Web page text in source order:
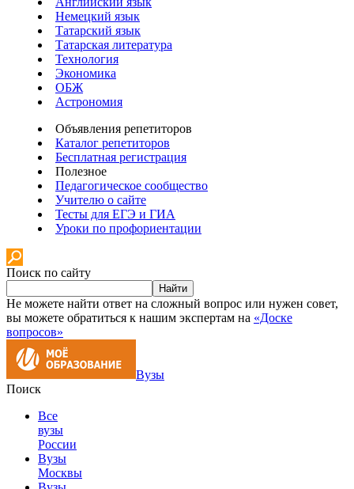
Немецкий язык
Татарский язык
Татарская литература
Технология
Экономика
ОБЖ
Астрономия
Объявления репетиторов
Каталог репетиторов
Бесплатная регистрация
Полезное
Педагогическое сообщество
Учителю о сайте
Тесты для ЕГЭ и ГИА
Уроки по профориентации
Поиск по сайту
Найти
Не можете найти ответ на сложный вопрос или нужен совет,
вы можете обратиться к нашим экспертам на «Доске
вопросов»
Вузы
Поиск
Все
вузы
России
Вузы
Москвы